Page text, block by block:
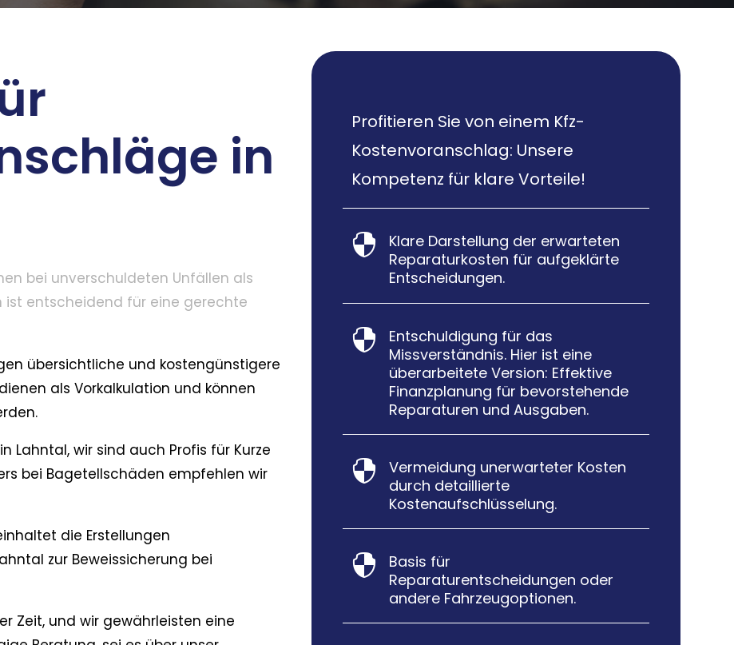
in
bei unverschuldeten Unfällen als
ist entscheidend für eine gerechte
übersichtliche und kostengünstigere
als Vorkalkulation und können
Lahntal, wir sind auch Profis für Kurze
bei Bagetellschäden empfehlen wir
die Erstellungen
zur Beweissicherung bei
Zeit, und wir gewährleisten eine
Profitieren Sie von einem Kfz-
Kostenvoranschlag: Unsere
Kompetenz für klare Vorteile!

Klare Darstellung der erwarteten
Reparaturkosten für aufgeklärte
Entscheidungen.

Entschuldigung für das
Missverständnis. Hier ist eine
überarbeitete Version: Effektive
Finanzplanung für bevorstehende
Reparaturen und Ausgaben.

Vermeidung unerwarteter Kosten
durch detaillierte
Kostenaufschlüsselung.

Basis für
Reparaturentscheidungen oder
andere Fahrzeugoptionen.